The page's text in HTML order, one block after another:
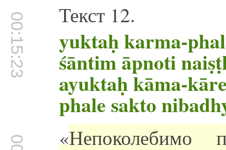
00:15:23 Текст 12.
yuktaḥ karma-
śāntim āpnoti
ayuktaḥ kāma-
phale sakto
«Непоколебимо